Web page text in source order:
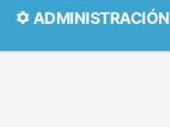
ADMINISTRACIÓN